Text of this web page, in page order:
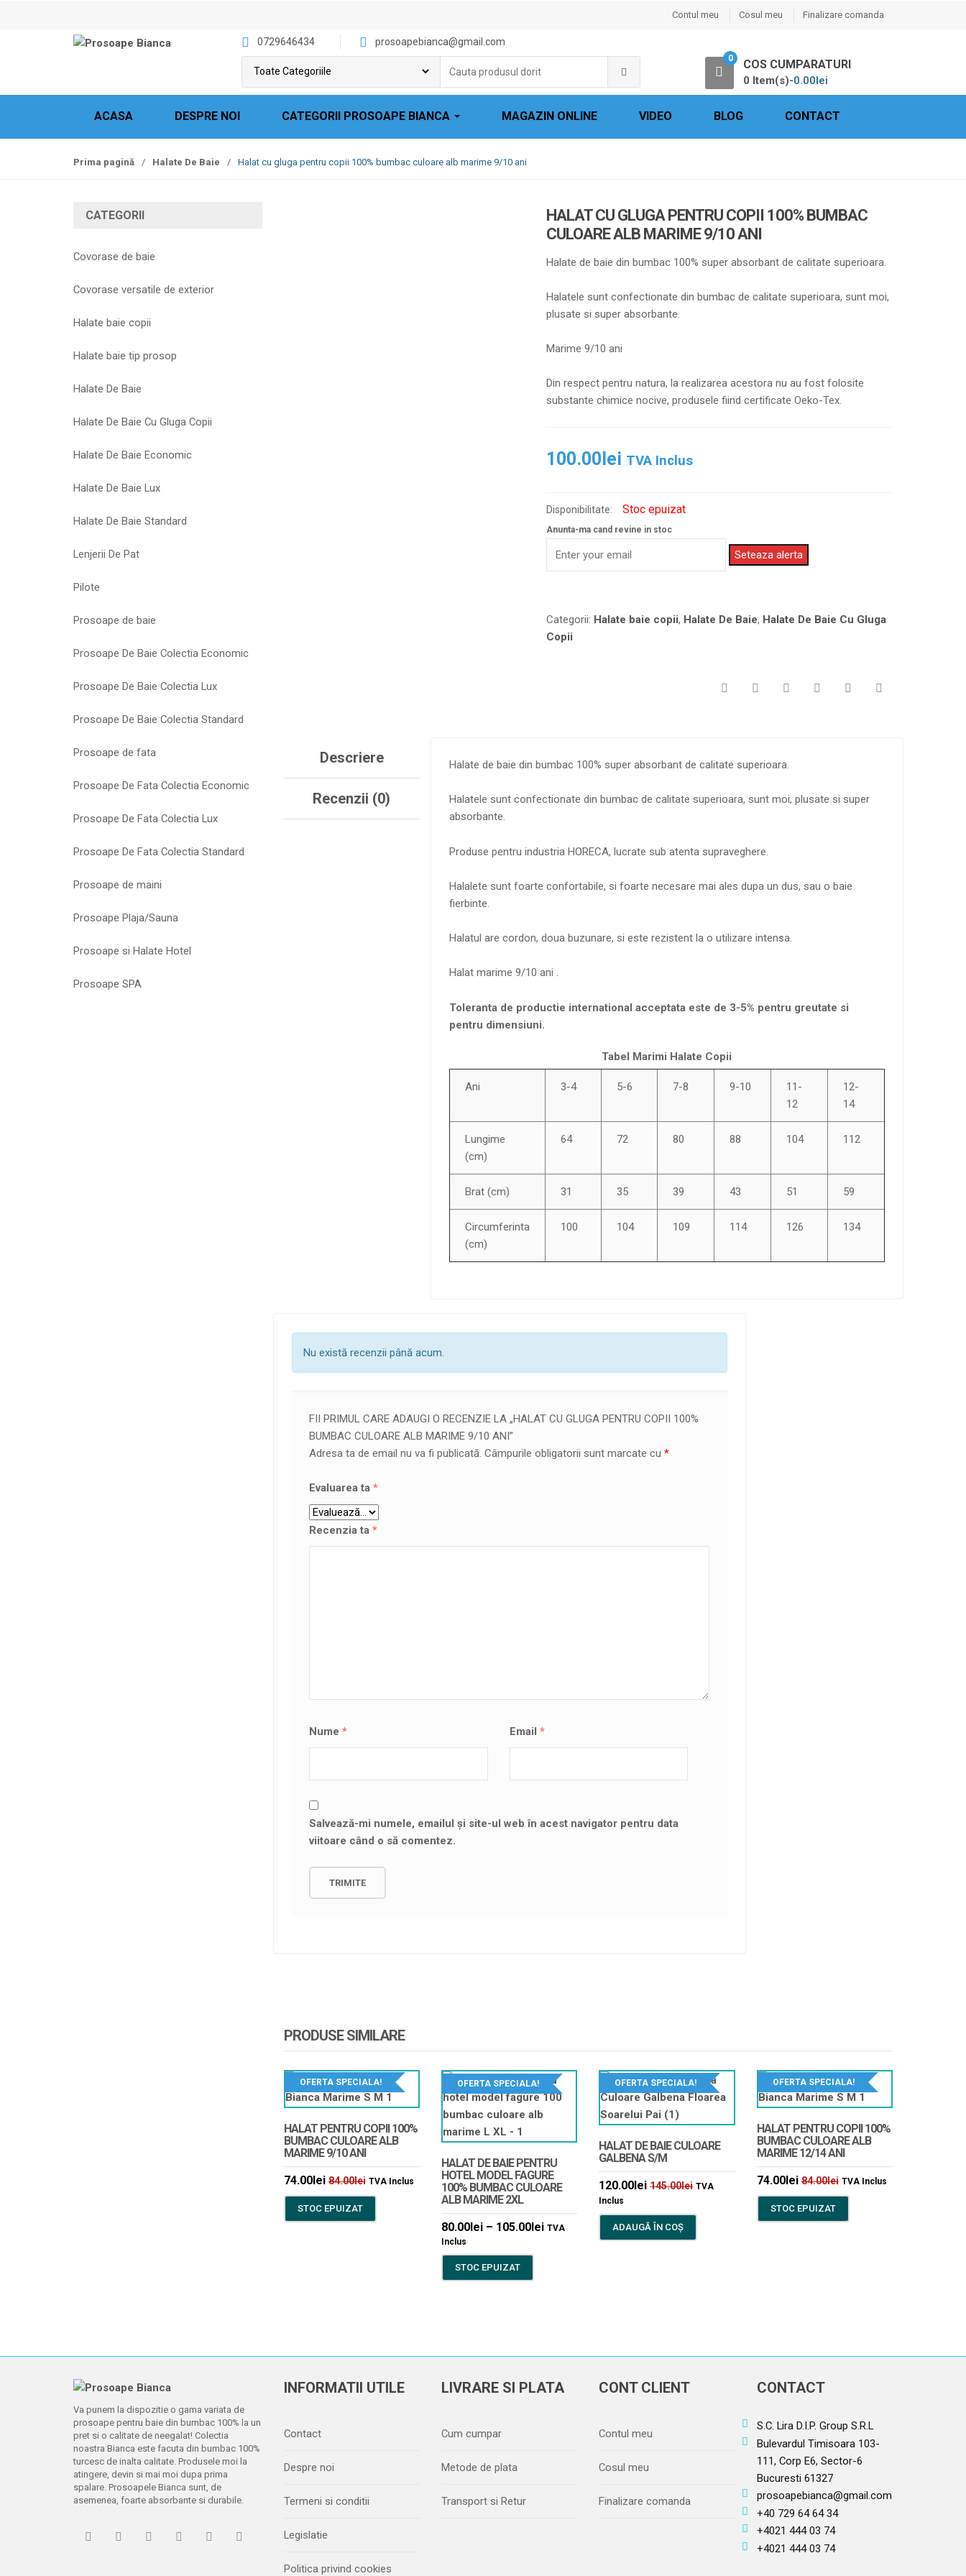
o
o
Contul meu Cosul meu Finalizare comanda
0729646434 prosoapebianca@gmail.com
produsul
dorit:
0 COS CUMPARATURI
0 Item(s)-0.00lei
ACASA DESPRE NOI CATEGORII PROSOAPE BIANCA MAGAZIN ONLINE VIDEO BLOG CONTACT
Prima pagină / Halate De Baie / Halat cu gluga pentru copii 100% bumbac culoare alb marime 9/10 ani
HALAT CU GLUGA PENTRU COPII 100% BUMBAC
CULOARE ALB MARIME 9/10 ANI
Halate de baie din bumbac 100% super absorbant de calitate superioara.
Halatele sunt confectionate din bumbac de calitate superioara, sunt moi,
plusate si super absorbante.
Marime 9/10 ani
Din respect pentru natura, la realizarea acestora nu au fost folosite
substante chimice nocive, produsele fiind certificate Oeko-Tex.
100.00 lei TVA Inclus
Disponibilitate: Stoc epuizat
Anunta-ma cand revine in stoc
Seteaza alerta
Categorii: Halate baie copii, Halate De Baie, Halate De Baie Cu Gluga
Copii
Descriere
Recenzii (0)
Halate de baie din bumbac 100% super absorbant de calitate superioara.
Halatele sunt confectionate din bumbac de calitate superioara, sunt moi, plusate si super
absorbante.
Produse pentru industria HORECA, lucrate sub atenta supraveghere.
Halalete sunt foarte confortabile, si foarte necesare mai ales dupa un dus, sau o baie
fierbinte.
Halatul are cordon, doua buzunare, si este rezistent la o utilizare intensa.
Halat marime 9/10 ani .
Toleranta de productie international acceptata este de 3-5% pentru greutate si
pentru dimensiuni.
Tabel Marimi Halate Copii
Ani 3-4 5-6 7-8 9-10
11-
12
12-
14
Lungime
(cm)
64 72 80 88 104 112
Brat (cm) 31 35 39 43 51 59
Circumferinta
(cm)
100 104 109 114 126 134
Nu există recenzii până acum.
FII PRIMUL CARE ADAUGI O RECENZIE LA „HALAT CU GLUGA PENTRU COPII 100%
BUMBAC CULOARE ALB MARIME 9/10 ANI”
Adresa ta de email nu va fi publicată. Câmpurile obligatorii sunt marcate cu *
Evaluarea ta *
Recenzia ta *
Nume * Email *
Salvează-mi numele, emailul și site-ul web în acest navigator pentru data
viitoare când o să comentez.
PRODUSE SIMILARE
OFERTA SPECIALA!
HALAT PENTRU COPII 100%
BUMBAC CULOARE ALB
MARIME 9/10 ANI
74.00lei 84.00lei TVA Inclus
STOC EPUIZAT
OFERTA SPECIALA!
HALAT DE BAIE PENTRU
HOTEL MODEL FAGURE
100% BUMBAC CULOARE
ALB MARIME 2XL
80.00lei– 105.00lei TVA
Inclus
STOC EPUIZAT
OFERTA SPECIALA!
HALAT DE BAIE CULOARE
GALBENA S/M
120.00lei 145.00lei TVA
Inclus
ADAUGĂ ÎN COȘ
OFERTA SPECIALA!
HALAT PENTRU COPII 100%
BUMBAC CULOARE ALB
MARIME 12/14 ANI
74.00lei 84.00lei TVA Inclus
STOC EPUIZAT
CATEGORII
Covorase de baie
Covorase versatile de exterior
Halate baie copii
Halate baie tip prosop
Halate De Baie
Halate De Baie Cu Gluga Copii
Halate De Baie Economic
Halate De Baie Lux
Halate De Baie Standard
Lenjerii De Pat
Pilote
Prosoape de baie
Prosoape De Baie Colectia Economic
Prosoape De Baie Colectia Lux
Prosoape De Baie Colectia Standard
Prosoape de fata
Prosoape De Fata Colectia Economic
Prosoape De Fata Colectia Lux
Prosoape De Fata Colectia Standard
Prosoape de maini
Prosoape Plaja/Sauna
Prosoape si Halate Hotel
Prosoape SPA
Va punem la dispozitie o gama variata de
prosoape pentru baie din bumbac 100% la un
pret si o calitate de neegalat! Colectia
noastra Bianca este facuta din bumbac 100%
turcesc de inalta calitate. Produsele moi la
atingere, devin si mai moi dupa prima
spalare. Prosoapele Bianca sunt, de
asemenea, foarte absorbante si durabile.
INFORMATII UTILE
Contact
Despre noi
Termeni si conditii
Legislatie
Politica privind cookies
LIVRARE SI PLATA
Cum cumpar
Metode de plata
Transport si Retur
CONT CLIENT
Contul meu
Cosul meu
Finalizare comanda
CONTACT
S.C. Lira D.I.P. Group S.R.L
Bulevardul Timisoara 103-
111, Corp E6, Sector-6
Bucuresti 61327
prosoapebianca@gmail.com
+40 729 64 64 34
+4021 444 03 74
+4021 444 03 74